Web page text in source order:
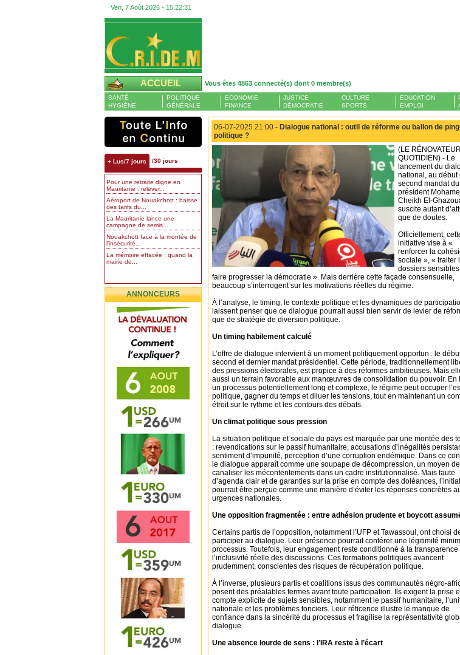
Ven, 7 Août 2026 - 15:22:32
ACCUEIL Vous êtes 4863 connecté(s) dont 0 membre(s)
SANTÉ
HYGIÈNE
POLITIQUE
GÉNÉRALE
ECONOMIE
FINANCE
JUSTICE
DÉMOCRATIE
CULTURE
SPORTS
EDUCATION
EMPLOI
+ Lus/7 jours /30 jours
Pour une retraite digne en
Mauritanie : relever...
Aéroport de Nouakchott : baisse
des tarifs du...
La Mauritanie lance une
campagne de semis...
Nouakchott face à la montée de
l’insécurité...
La mémoire effacée : quand la
mairie de...
ANNONCEURS
06-07-2025 21:00 - Dialogue national : outil de réforme ou ballon de
politique ?
(LE RÉNOVATEUR
QUOTIDIEN) - Le
lancement du
national, au début
second mandat du
président
Cheikh El-
suscite autant
que de doutes.
Officiellement,
initiative vise à «
renforcer la
sociale », « traiter
dossiers sensibles
faire progresser la démocratie ». Mais derrière cette façade consensuelle,
beaucoup s’interrogent sur les motivations réelles du régime.
À l’analyse, le timing, le contexte politique et les dynamiques de
laissent penser que ce dialogue pourrait aussi bien servir de levier de
que de stratégie de diversion politique.
Un timing habilement calculé
L’offre de dialogue intervient à un moment politiquement opportun : le
second et dernier mandat présidentiel. Cette période, traditionnellement
des pressions électorales, est propice à des réformes ambitieuses. Mais
aussi un terrain favorable aux manœuvres de consolidation du pouvoir. En
un processus potentiellement long et complexe, le régime peut occuper
politique, gagner du temps et diluer les tensions, tout en maintenant un
étroit sur le rythme et les contours des débats.
Un climat politique sous pression
La situation politique et sociale du pays est marquée par une montée des
: revendications sur le passif humanitaire, accusations d’inégalités
sentiment d’impunité, perception d’une corruption endémique. Dans ce
le dialogue apparaît comme une soupape de décompression, un moyen de
canaliser les mécontentements dans un cadre institutionnalisé. Mais faute
d’agenda clair et de garanties sur la prise en compte des doléances,
pourrait être perçue comme une manière d’éviter les réponses concrètes
urgences nationales.
Une opposition fragmentée : entre adhésion prudente et boycott
Certains partis de l’opposition, notamment l’UFP et Tawassoul, ont choisi
participer au dialogue. Leur présence pourrait conférer une légitimité
processus. Toutefois, leur engagement reste conditionné à la transparence
l’inclusivité réelle des discussions. Ces formations politiques avancent
prudemment, conscientes des risques de récupération politique.
À l’inverse, plusieurs partis et coalitions issus des communautés négro-
posent des préalables fermes avant toute participation. Ils exigent la prise
compte explicite de sujets sensibles, notamment le passif humanitaire,
nationale et les problèmes fonciers. Leur réticence illustre le manque de
confiance dans la sincérité du processus et fragilise la représentativité
dialogue.
Une absence lourde de sens : l’IRA reste à l’écart